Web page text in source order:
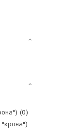
(0)